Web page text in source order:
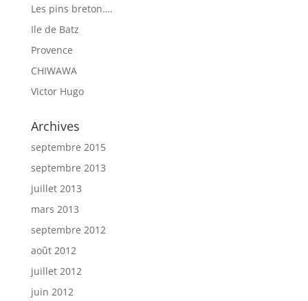
Les pins breton….
Ile de Batz
Provence
CHIWAWA
Victor Hugo
Archives
septembre 2015
septembre 2013
juillet 2013
mars 2013
septembre 2012
août 2012
juillet 2012
juin 2012